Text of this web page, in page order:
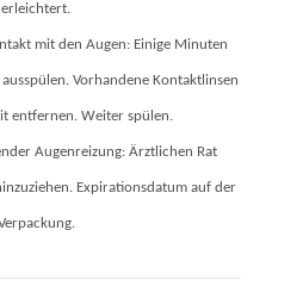
erleichtert.
mit den Augen: Einige Minuten
Vorhandene Kontaktlinsen
entfernen. Weiter spülen.
Augenreizung: Ärztlichen Rat
Expirationsdatum auf der